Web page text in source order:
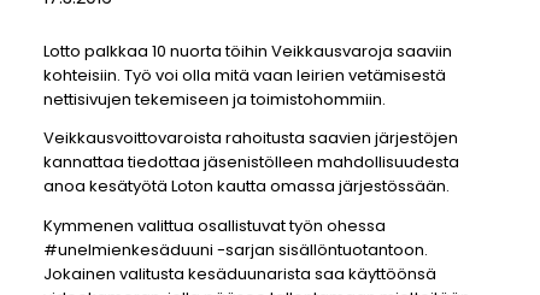
Lotto palkkaa 10 nuorta töihin Veikkausvaroja saaviin
kohteisiin. Työ voi olla mitä vaan leirien vetämisestä
nettisivujen tekemiseen ja toimistohommiin.
Veikkausvoittovaroista rahoitusta saavien järjestöjen
kannattaa tiedottaa jäsenistölleen mahdollisuudesta
anoa kesätyötä Loton kautta omassa järjestössään.
Kymmenen valittua osallistuvat työn ohessa
#unelmienkesäduuni -sarjan sisällöntuotantoon.
Jokainen valitusta kesäduunarista saa käyttöönsä